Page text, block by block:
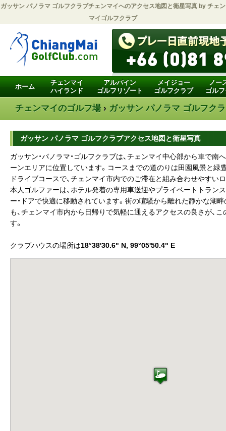
ガッサン パノラマ ゴルフクラブチェンマイへのアクセス地図と衛星写真 by チェン
マイゴルフクラブ
ホーム
チェンマイ
ハイランド
アルパイン
ゴルフリゾート
メイジョー
ゴルフクラブ
ノー
ゴル
チェンマイのゴルフ場 › ガッサン パノラマ ゴルフク
ガッサン パノラマ ゴルフクラブアクセス地図と衛星写真
ガッサン・パノラマ・ゴルフクラブは、チェンマイ中心部から車で南
ーンエリアに位置しています。コースまでの道のりは田園風景と緑
ドライブコースで、チェンマイ市内でのご滞在と組み合わせやすい
本人ゴルファーは、ホテル発着の専用車送迎やプライベートトランス
ー・ドアで快適に移動されています。街の喧騒から離れた静かな湖
も、チェンマイ市内から日帰りで気軽に通えるアクセスの良さが、
す。
クラブハウスの場所は18°38'30.6" N, 99°05'50.4" E